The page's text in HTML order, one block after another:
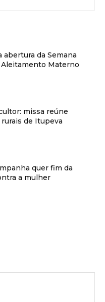
abertura da Semana
Materno
missa reúne
de Itupeva
quer fim da
a mulher